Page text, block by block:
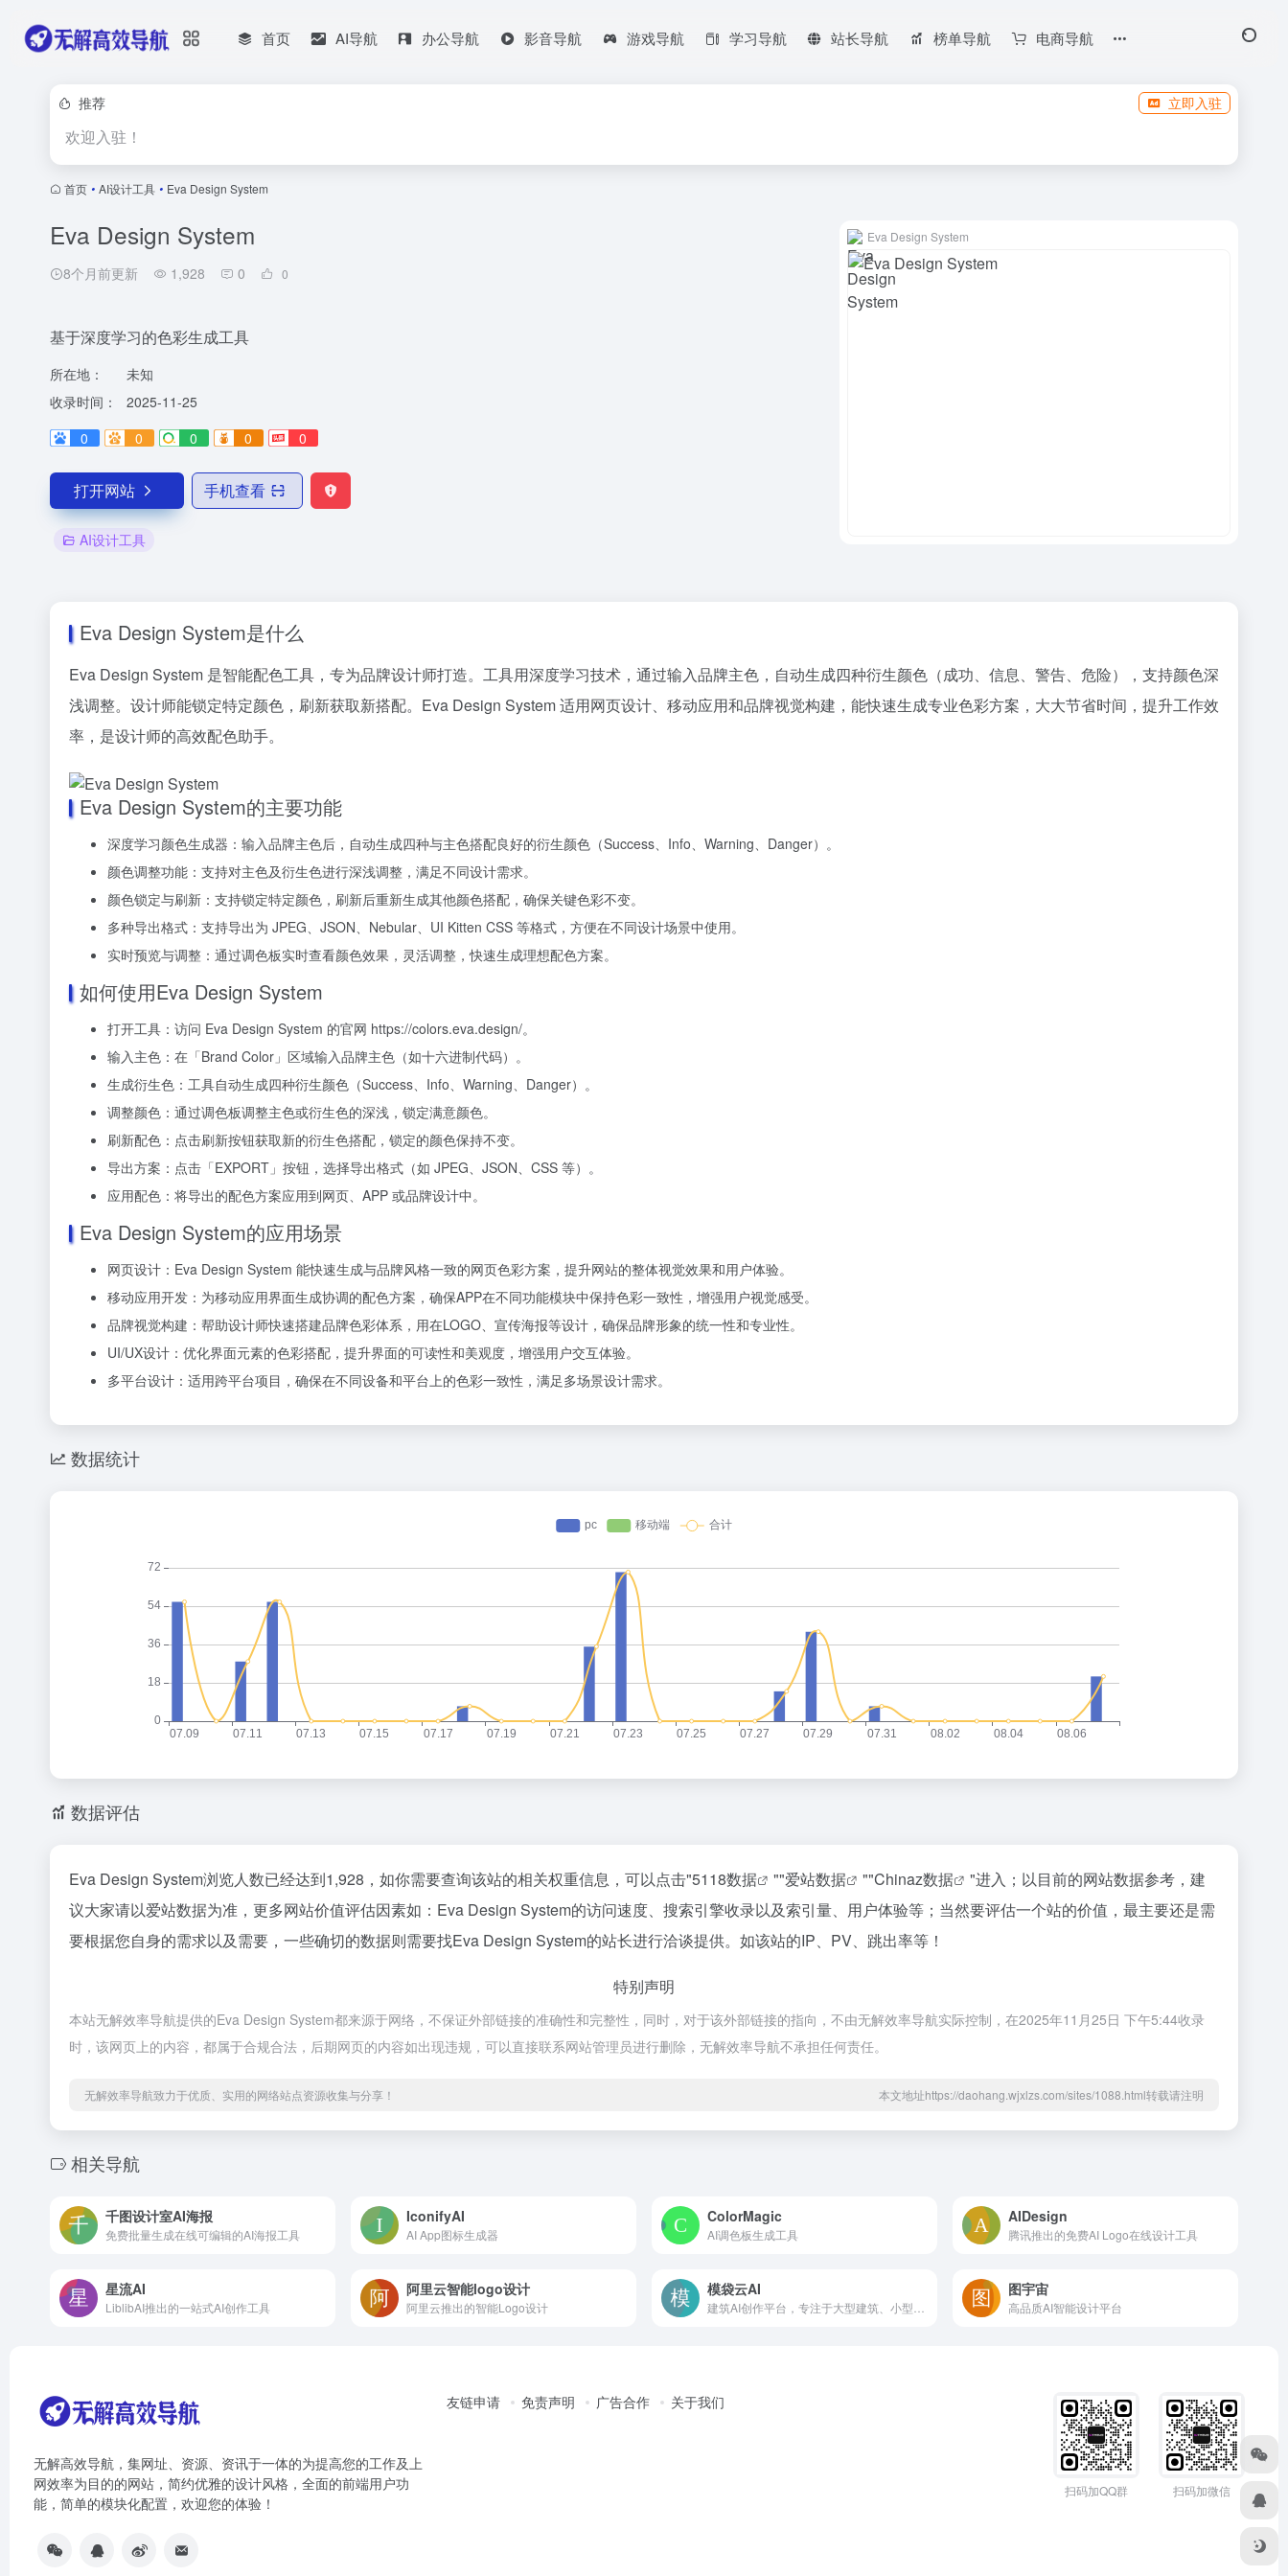
首页 AI导航 办公导航 影音导航 游戏导航 学习导航 站长导航 榜单导航 电商导航
推荐 立即入驻
欢迎入驻！
首页 • AI设计工具 • Eva Design System
Eva Design System
8个月前更新 1,928 0 0
基于深度学习的色彩生成工具
所在地：
未知
收录时间：
2025-11-25
0
0 0 0 0
打开网站 手机查看
AI设计工具
Eva Design System
Eva Design System是什么
Eva Design System 是智能配色工具，专为品牌设计师打造。工具用深度学习技术，通过输入品牌主色，自动生成四种衍生颜色（成功、信息、警告、危险），支持颜色深
浅调整。设计师能锁定特定颜色，刷新获取新搭配。Eva Design System 适用网页设计、移动应用和品牌视觉构建，能快速生成专业色彩方案，大大节省时间，提升工作效
率，是设计师的高效配色助手。
Eva Design System的主要功能
深度学习颜色生成器：输入品牌主色后，自动生成四种与主色搭配良好的衍生颜色（Success、Info、Warning、Danger）。
颜色调整功能：支持对主色及衍生色进行深浅调整，满足不同设计需求。
颜色锁定与刷新：支持锁定特定颜色，刷新后重新生成其他颜色搭配，确保关键色彩不变。
多种导出格式：支持导出为 JPEG、JSON、Nebular、UI Kitten CSS 等格式，方便在不同设计场景中使用。
实时预览与调整：通过调色板实时查看颜色效果，灵活调整，快速生成理想配色方案。
如何使用Eva Design System
打开工具：访问 Eva Design System 的官网 https://colors.eva.design/。
输入主色：在「Brand Color」区域输入品牌主色（如十六进制代码）。
生成衍生色：工具自动生成四种衍生颜色（Success、Info、Warning、Danger）。
调整颜色：通过调色板调整主色或衍生色的深浅，锁定满意颜色。
刷新配色：点击刷新按钮获取新的衍生色搭配，锁定的颜色保持不变。
导出方案：点击「EXPORT」按钮，选择导出格式（如 JPEG、JSON、CSS 等）。
应用配色：将导出的配色方案应用到网页、APP 或品牌设计中。
Eva Design System的应用场景
网页设计：Eva Design System 能快速生成与品牌风格一致的网页色彩方案，提升网站的整体视觉效果和用户体验。
移动应用开发：为移动应用界面生成协调的配色方案，确保APP在不同功能模块中保持色彩一致性，增强用户视觉感受。
品牌视觉构建：帮助设计师快速搭建品牌色彩体系，用在LOGO、宣传海报等设计，确保品牌形象的统一性和专业性。
UI/UX设计：优化界面元素的色彩搭配，提升界面的可读性和美观度，增强用户交互体验。
多平台设计：适用跨平台项目，确保在不同设备和平台上的色彩一致性，满足多场景设计需求。
数据统计
数据评估
Eva Design System浏览人数已经达到1,928，如你需要查询该站的相关权重信息，可以点击"5118数据 ""爱站数据 ""Chinaz数据
"进入；以目前的网站数据参考，建
议大家请以爱站数据为准，更多网站价值评估因素如：Eva Design System的访问速度、搜索引擎收录以及索引量、用户体验等；当然要评估一个站的价值，最主要还是需
要根据您自身的需求以及需要，一些确切的数据则需要找Eva Design System的站长进行洽谈提供。如该站的IP、PV、跳出率等！
特别声明
本站无解效率导航提供的Eva Design System都来源于网络，不保证外部链接的准确性和完整性，同时，对于该外部链接的指向，不由无解效率导航实际控制，在2025年11月25日 下午5:44收录
时，该网页上的内容，都属于合规合法，后期网页的内容如出现违规，可以直接联系网站管理员进行删除，无解效率导航不承担任何责任。
无解效率导航致力于优质、实用的网络站点资源收集与分享！ 本文地址https://daohang.wjxlzs.com/sites/1088.html转载请注明
相关导航
千图设计室AI海报
免费批量生成在线可编辑的AI海报工具
IconifyAI
AI App图标生成器
ColorMagic
AI调色板生成工具
AIDesign
腾讯推出的免费AI Logo在线设计工具
星流AI
LiblibAI推出的一站式AI创作工具
阿里云智能logo设计
阿里云推出的智能Logo设计
模袋云AI 图宇宙
高品质AI智能设计平台
无解高效导航，集网址、资源、资讯于一体的为提高您的工作及上
网效率为目的的网站，简约优雅的设计风格，全面的前端用户功
能，简单的模块化配置，欢迎您的体验！
友链申请 免责声明 广告合作 关于我们
扫码加QQ群 扫码加微信